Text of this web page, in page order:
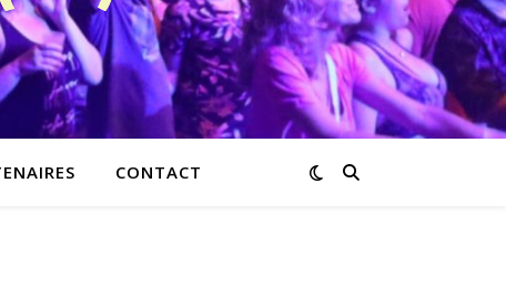
CONTACT